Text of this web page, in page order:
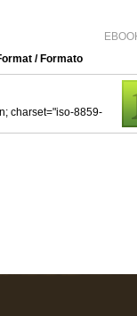
/ Formato
charset="iso-8859-